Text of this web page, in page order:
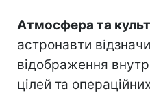
Атмосфера та
астронавти
відображення
цілей та